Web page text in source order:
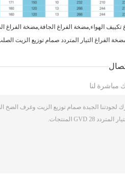
الهواء,مضخة الفراغ الجافة,مضخة الفراغ
الفراغ التيار المتردد صمام توزيع الزيت
مباشرة لنا